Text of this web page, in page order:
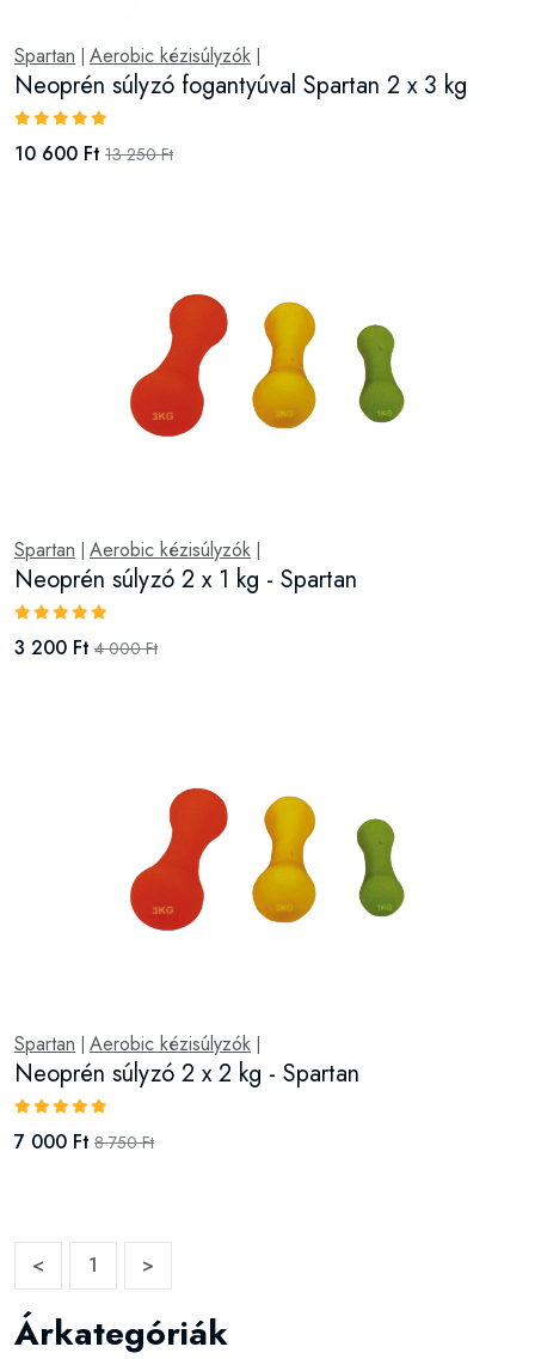
Spartan Aerobic kézisúlyzók
Neoprén súlyzó fogantyúval Spartan 2 x 3 kg
10 600 Ft 13 250 Ft
Spartan Aerobic kézisúlyzók
Neoprén súlyzó 2 x 1 kg - Spartan
3 200 Ft 4 000 Ft
Spartan Aerobic kézisúlyzók
Neoprén súlyzó 2 x 2 kg - Spartan
7 000 Ft 8 750 Ft
< 1 >
Árkategóriák